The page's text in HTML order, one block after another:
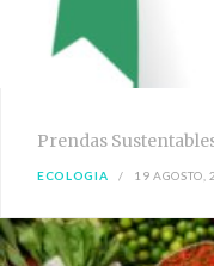
Prendas
ECOLOGIA 19 AGOSTO,